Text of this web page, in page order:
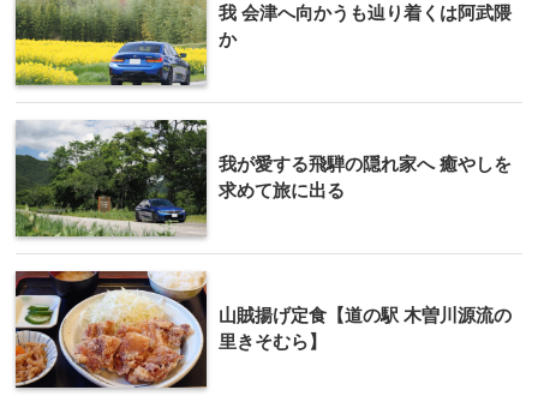
我 会津へ向かうも辿り着くは阿武隈
か
我が愛する飛騨の隠れ家へ 癒やしを
求めて旅に出る
山賊揚げ定食【道の駅 木曽川源流の
里きそむら】